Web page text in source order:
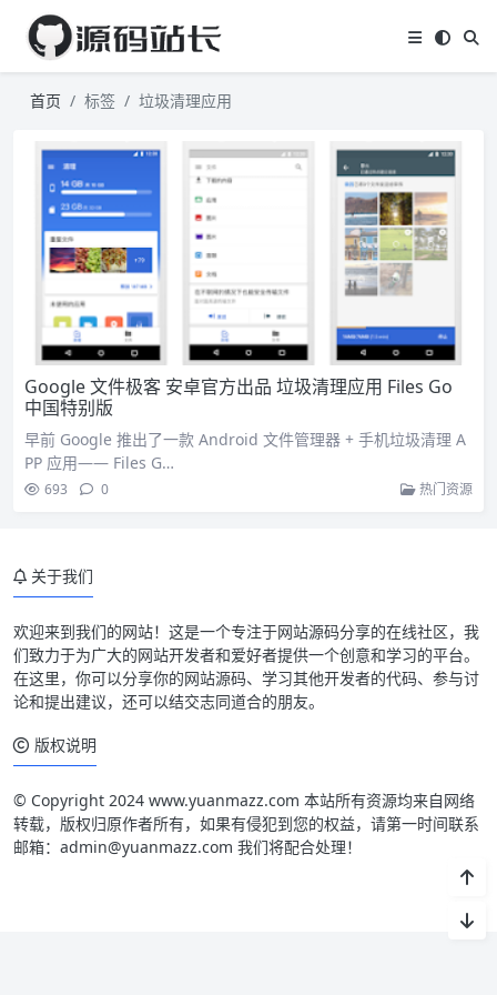
首页 标签 垃圾清理应用
Google 文件极客 安卓官方出品 垃圾清理应用 Files Go
中国特别版
早前 Google 推出了一款 Android 文件管理器 + 手机垃圾清理 A
PP 应用—— Files G…
693 0 热门资源
关于我们
欢迎来到我们的网站！这是一个专注于网站源码分享的在线社区，我
们致力于为广大的网站开发者和爱好者提供一个创意和学习的平台。
在这里，你可以分享你的网站源码、学习其他开发者的代码、参与讨
论和提出建议，还可以结交志同道合的朋友。
版权说明
© Copyright 2024 www.yuanmazz.com 本站所有资源均来自网络
转载，版权归原作者所有，如果有侵犯到您的权益，请第一时间联系
邮箱：admin@yuanmazz.com 我们将配合处理！